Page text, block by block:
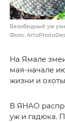
Безобидный уж
Фото:
На Ямале
мая-начале
жизни и
В ЯНАО
уж и гадюка.